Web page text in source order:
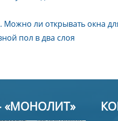
ли открывать окна
пол в два слоя
«МОНОЛИТ»